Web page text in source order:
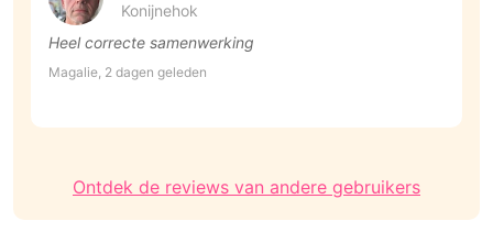
Konijnehok
Heel correcte samenwerking
Magalie, 2 dagen geleden
Ontdek de reviews van andere gebruikers